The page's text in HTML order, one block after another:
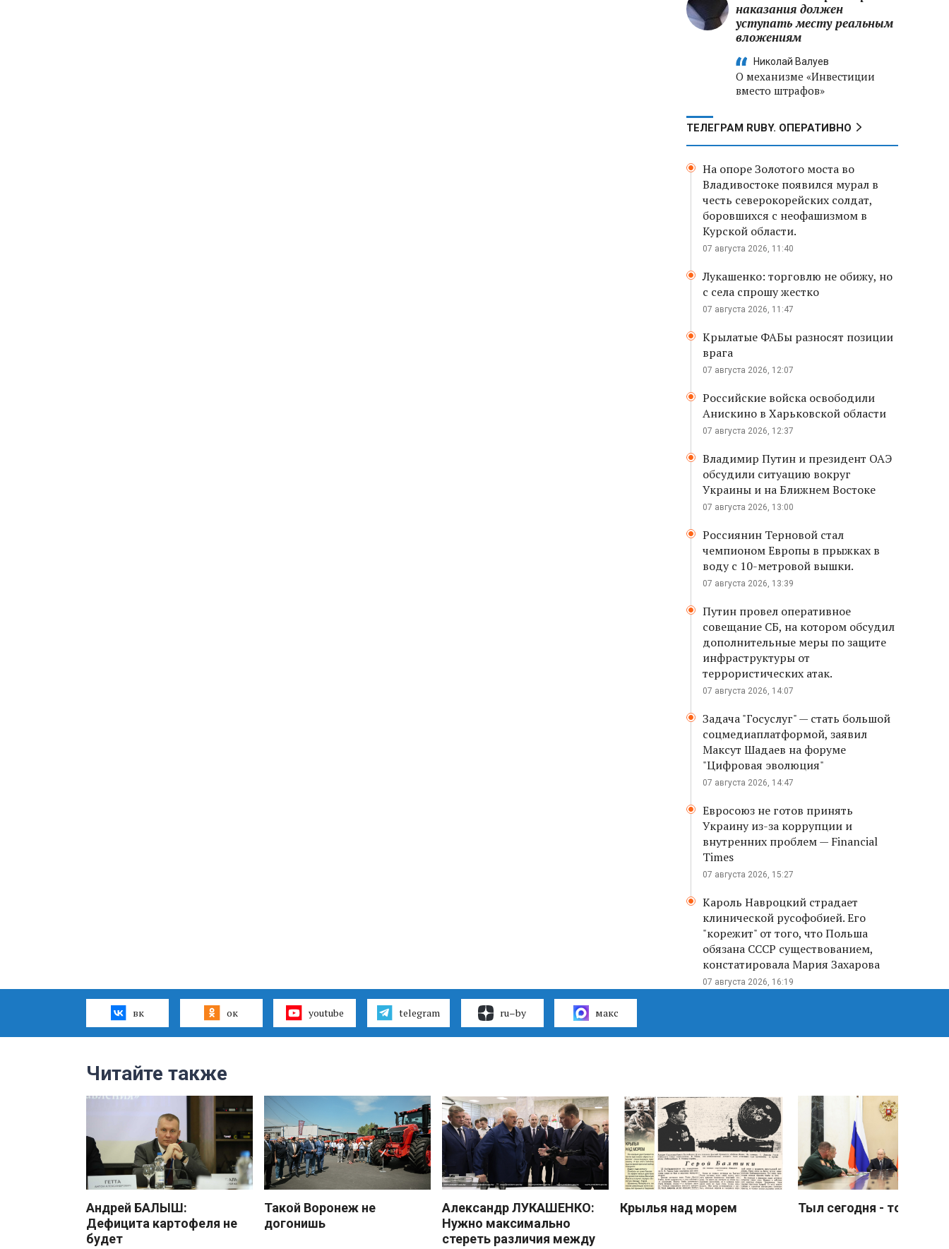
наказания должен
уступать месту реальным
вложениям
Николай Валуев
О механизме «Инвестиции
вместо штрафов»
ТЕЛЕГРАМ RUBY. ОПЕРАТИВНО
На опоре Золотого моста во
Владивостоке появился мурал в
честь северокорейских солдат,
боровшихся с неофашизмом в
Курской области.
07 августа 2026, 11:40
Лукашенко: торговлю не обижу, но
с села спрошу жестко
07 августа 2026, 11:47
Крылатые ФАБы разносят позиции
врага
07 августа 2026, 12:07
Российские войска освободили
Анискино в Харьковской области
07 августа 2026, 12:37
Владимир Путин и президент ОАЭ
обсудили ситуацию вокруг
Украины и на Ближнем Востоке
07 августа 2026, 13:00
Россиянин Терновой стал
чемпионом Европы в прыжках в
воду с 10-метровой вышки.
07 августа 2026, 13:39
Путин провел оперативное
совещание СБ, на котором обсудил
дополнительные меры по защите
инфраструктуры от
террористических атак.
07 августа 2026, 14:07
Задача "Госуслуг" — стать большой
соцмедиаплатформой, заявил
Максут Шадаев на форуме
"Цифровая эволюция"
07 августа 2026, 14:47
Евросоюз не готов принять
Украину из-за коррупции и
внутренних проблем — Financial
Times
07 августа 2026, 15:27
Кароль Навроцкий страдает
клинической русофобией. Его
"корежит" от того, что Польша
обязана СССР существованием,
констатировала Мария Захарова
07 августа 2026, 16:19
вк ок youtube telegram ru–by макс
Читайте также
Андрей БАЛЫШ:
Дефицита картофеля не
будет
Такой Воронеж не
догонишь
Александр ЛУКАШЕНКО:
Нужно максимально
стереть различия между
Крылья над морем Тыл сегодня - тоже